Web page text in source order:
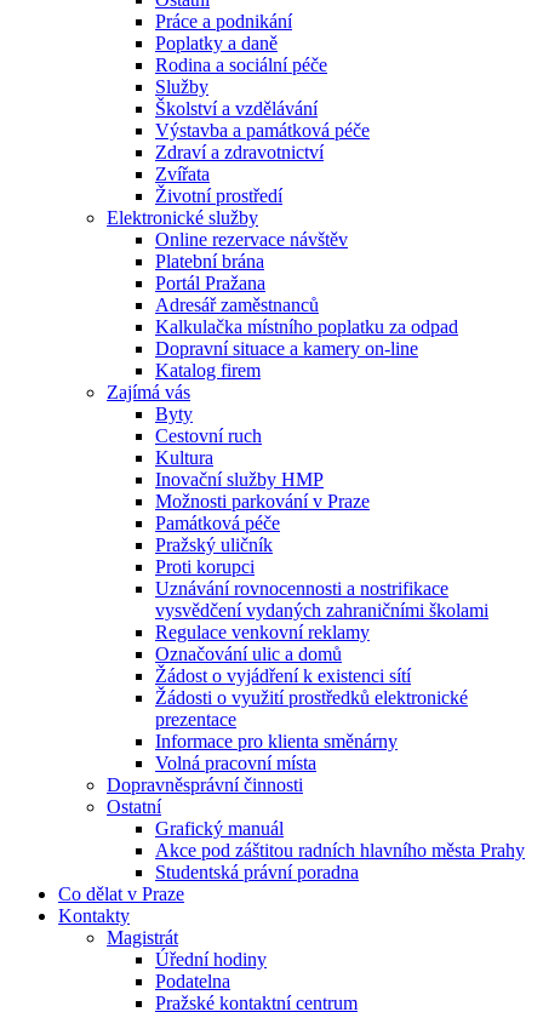
Práce a podnikání
Poplatky a daně
Rodina a sociální péče
Služby
Školství a vzdělávání
Výstavba a památková péče
Zdraví a zdravotnictví
Zvířata
Životní prostředí
Elektronické služby
Online rezervace návštěv
Platební brána
Portál Pražana
Adresář zaměstnanců
Kalkulačka místního poplatku za odpad
Dopravní situace a kamery on-line
Katalog firem
Zajímá vás
Byty
Cestovní ruch
Kultura
Inovační služby HMP
Možnosti parkování v Praze
Památková péče
Pražský uličník
Proti korupci
Uznávání rovnocennosti a nostrifikace
vysvědčení vydaných zahraničními školami
Regulace venkovní reklamy
Označování ulic a domů
Žádost o vyjádření k existenci sítí
Žádosti o využití prostředků elektronické
prezentace
Informace pro klienta směnárny
Volná pracovní místa
Dopravněsprávní činnosti
Ostatní
Grafický manuál
Akce pod záštitou radních hlavního města Prahy
Studentská právní poradna
Co dělat v Praze
Kontakty
Magistrát
Úřední hodiny
Podatelna
Pražské kontaktní centrum